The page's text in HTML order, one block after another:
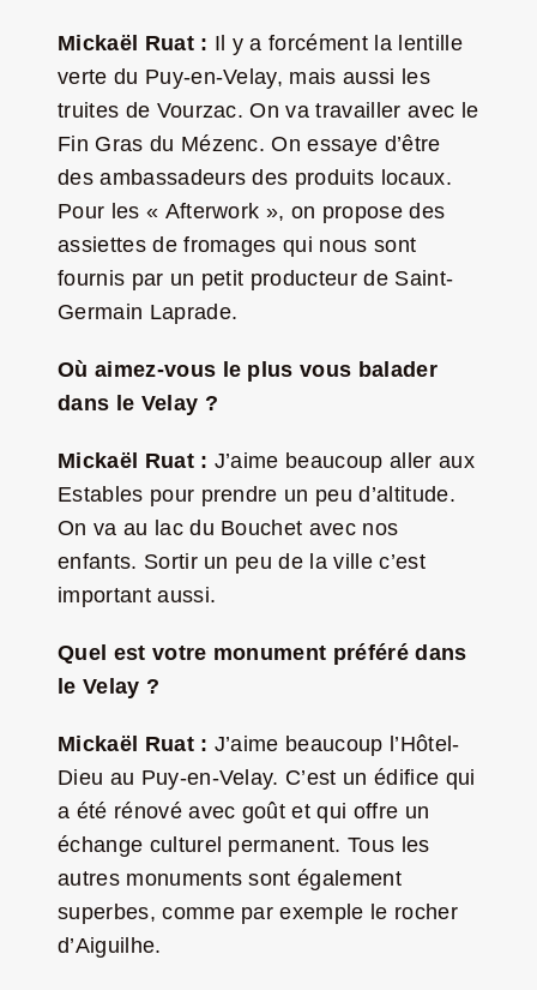
Mickaël Ruat : Il y a forcément la lentille
verte du Puy-en-Velay, mais aussi les
truites de Vourzac. On va travailler avec le
Fin Gras du Mézenc. On essaye d’être
des ambassadeurs des produits locaux.
Pour les « Afterwork », on propose des
assiettes de fromages qui nous sont
fournis par un petit producteur de Saint-
Germain Laprade.
Où aimez-vous le plus vous balader
dans le Velay ?
Mickaël Ruat : J’aime beaucoup aller aux
Estables pour prendre un peu d’altitude.
On va au lac du Bouchet avec nos
enfants. Sortir un peu de la ville c’est
important aussi.
Quel est votre monument préféré dans
le Velay ?
Mickaël Ruat : J’aime beaucoup l’Hôtel-
Dieu au Puy-en-Velay. C’est un édifice qui
a été rénové avec goût et qui offre un
échange culturel permanent. Tous les
autres monuments sont également
superbes, comme par exemple le rocher
d’Aiguilhe.